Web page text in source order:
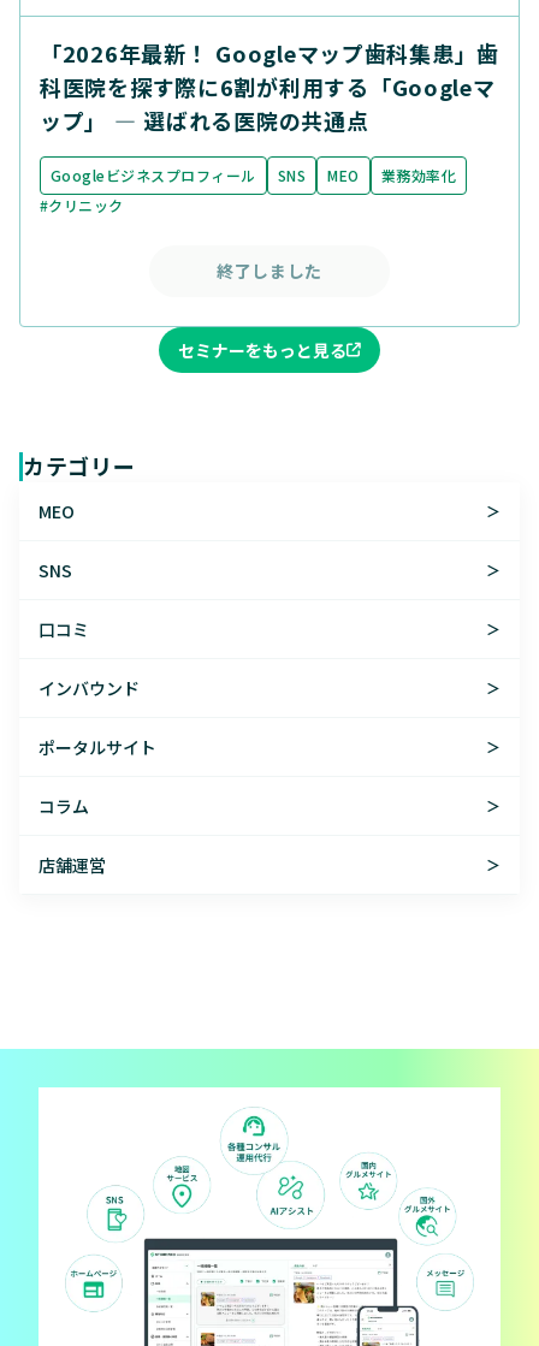
「2026年最新！ Googleマップ歯科集患」歯
科医院を探す際に6割が利用する「Googleマ
ップ」 ― 選ばれる医院の共通点
Googleビジネスプロフィール SNS MEO
業務効率化
#クリニック
終了しました
セミナーをもっと見る
カテゴリー
MEO ＞
SNS ＞
口コミ ＞
インバウンド ＞
ポータルサイト ＞
コラム ＞
店舗運営 ＞